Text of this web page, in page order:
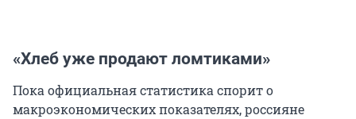
«Хлеб уже продают ломтиками»
Пока официальная статистика спорит о
макроэкономических показателях, россияне